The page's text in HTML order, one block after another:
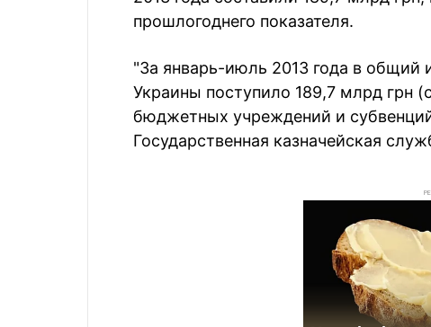
прошлогоднего показателя.
"За январь-июль 2013 года в
Украины поступило 189,7 млрд грн
бюджетных учреждений и
Государственная казначейская